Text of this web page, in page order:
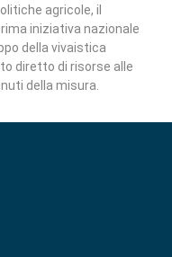
agricole, il
iniziativa nazionale
della vivaistica
diretto di risorse alle
della misura.